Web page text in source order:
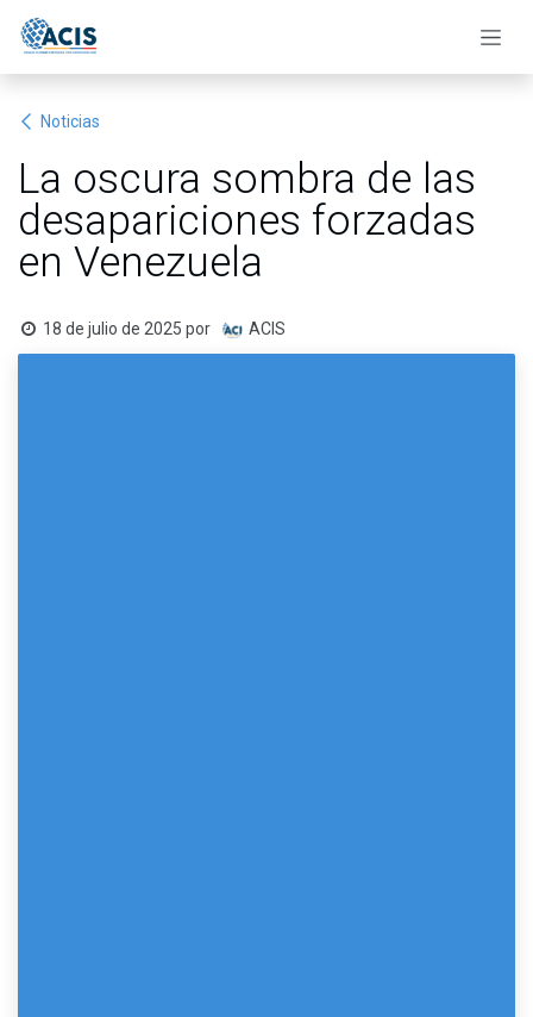
Noticias
La oscura sombra de las
desapariciones forzadas
en Venezuela
18 de julio de 2025 por ACIS